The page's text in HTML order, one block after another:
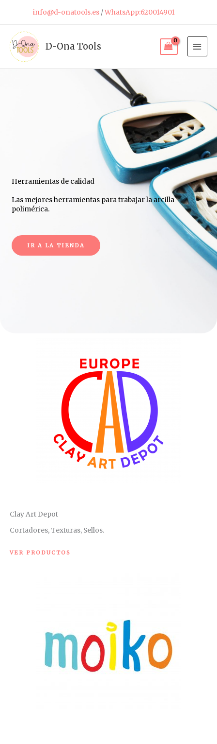
contenido
info@d-onatools.es/WhatsApp:620014901
D-Ona Tools
Herramientas de calidad
Las mejores herramientas para trabajar la arcilla
polimérica.
IR A LA TIENDA
Clay Art Depot
Cortadores, Texturas, Sellos.
VER PRODUCTOS